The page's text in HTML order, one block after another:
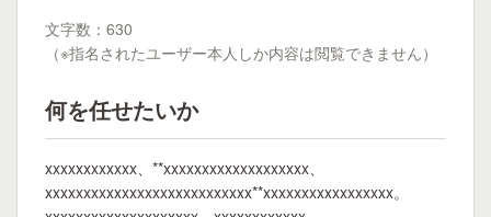
文字数：630
（※指名されたユーザー本人しか内容は閲覧できません）
何を任せたいか
xxxxxxxxxxxx、**xxxxxxxxxxxxxxxxxxx、
xxxxxxxxxxxxxxxxxxxxxxxxxxx**xxxxxxxxxxxxxxxxx。